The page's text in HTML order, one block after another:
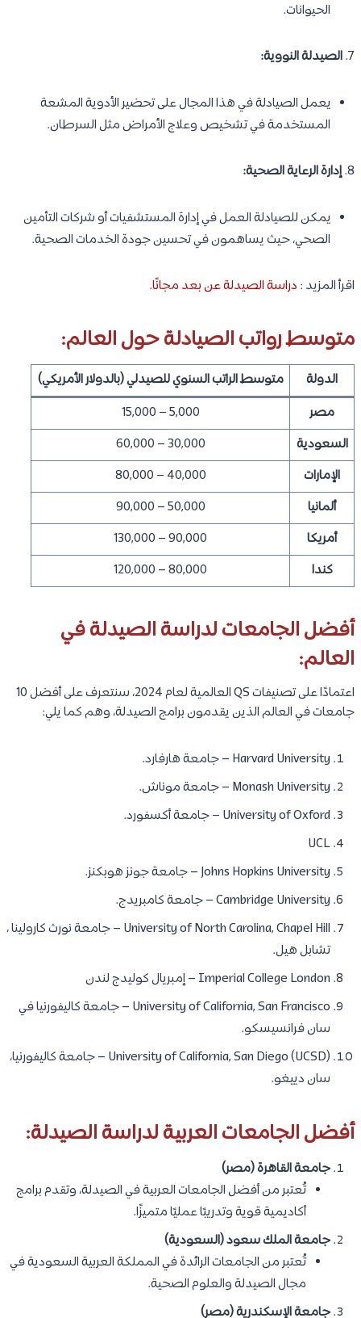
الحيوانات.
7. الصيدلة النووية:
يعمل الصيادلة في هذا المجال على تحضير الأدوية المشعة
المستخدمة في تشخيص وعلاج الأمراض مثل السرطان.
8. إدارة الرعاية الصحية:
يمكن للصيادلة العمل في إدارة المستشفيات أو شركات التأمين
الصحي، حيث يساهمون في تحسين جودة الخدمات الصحية.
اقرأ المزيد : دراسة الصيدلة عن بعد مجانًا.
متوسط رواتب الصيادلة حول العالم:
الدولة
متوسط الراتب السنوي للصيدلي (بالدولار الأمريكي)
مصر
5,000 – 15,000
السعودية
30,000 – 60,000
الإمارات
40,000 – 80,000
ألمانيا
50,000 – 90,000
أمريكا
90,000 – 130,000
كندا
80,000 – 120,000
أفضل الجامعات لدراسة الصيدلة في
العالم:
اعتمادًا على تصنيفات QS العالمية لعام 2024، سنتعرف على أفضل 10
جامعات في العالم الذين يقدمون برامج الصيدلة، وهم كما يلي:
Harvard University – جامعة هارفارد.
Monash University – جامعة موناش.
University of Oxford – جامعة أكسفورد.
UCL
Johns Hopkins University – جامعة جونز هوبكنز.
Cambridge University – جامعة كامبريدج.
University of North Carolina, Chapel Hill – جامعة نورث كارولينا ،
تشابل هيل.
Imperial College London – إمبريال كوليدج لندن
University of California, San Francisco – جامعة كاليفورنيا في
سان فرانسيسكو.
University of California, San Diego (UCSD) – جامعة كاليفورنيا،
سان دييغو.
أفضل الجامعات العربية لدراسة الصيدلة:
جامعة القاهرة (مصر)
تُعتبر من أفضل الجامعات العربية في الصيدلة، وتقدم برامج
أكاديمية قوية وتدريبًا عمليًا متميزًا.
جامعة الملك سعود (السعودية)
تُعتبر من الجامعات الرائدة في المملكة العربية السعودية في
مجال الصيدلة والعلوم الصحية.
جامعة الإسكندرية (مصر)